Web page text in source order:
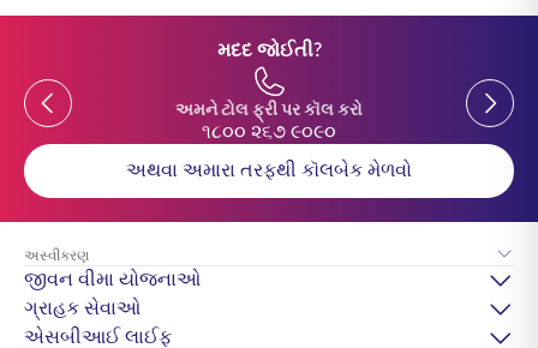
મદદ જોઈતી?
Previous
અમને ટોલ ફ્રી પર કૉલ કરો
૧૮૦૦ ૨૬૭ ૯૦૯૦
Previous
અથવા અમારા તરફથી કૉલબેક મેળવો
અસ્વીકરણ
જીવન વીમા યોજનાઓ
ગ્રાહક સેવાઓ
એસબીઆઈ લાઈફ